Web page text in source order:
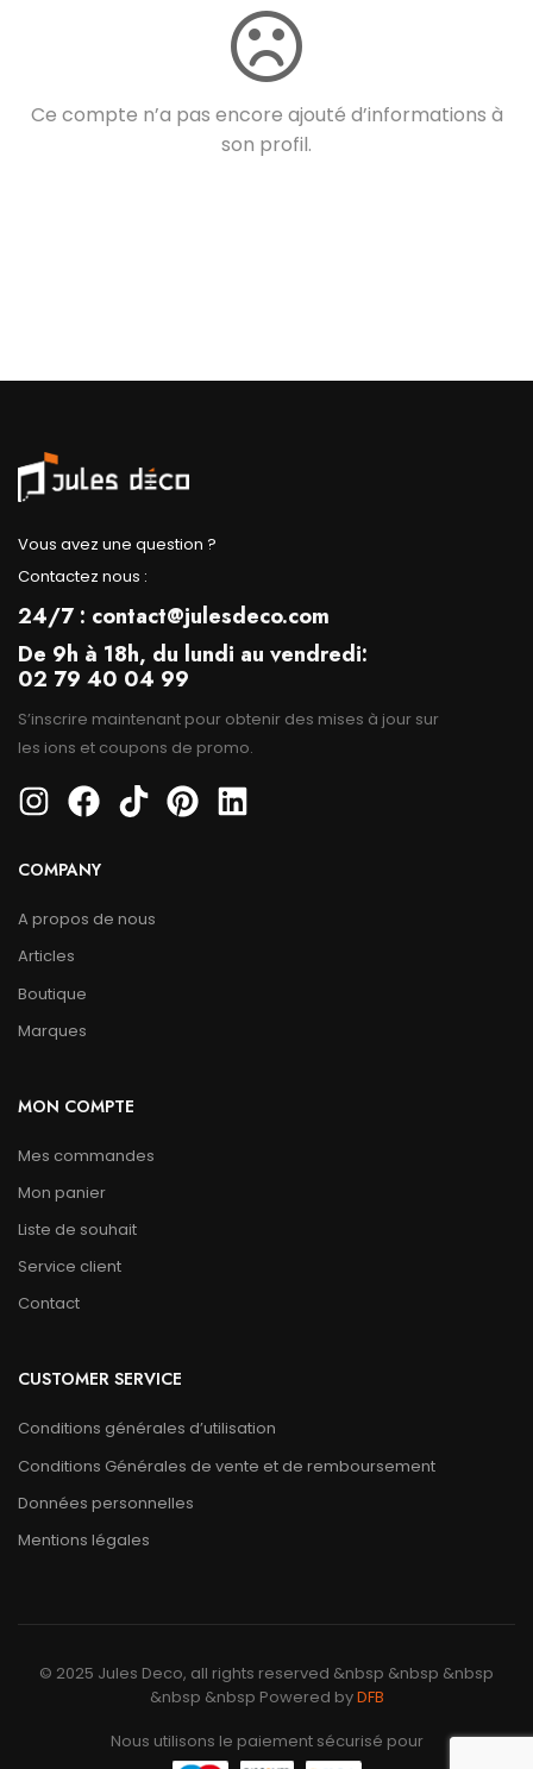
Ce compte n’a pas encore ajouté d’informations à
son profil.
Vous avez une question ?
Contactez nous :
24/7 : contact@julesdeco.com
De 9h à 18h, du lundi au vendredi:
02 79 40 04 99
S’inscrire maintenant pour obtenir des mises à jour sur
les ions et coupons de promo.
COMPANY
A propos de nous
Articles
Boutique
Marques
MON COMPTE
Mes commandes
Mon panier
Liste de souhait
Service client
Contact
CUSTOMER SERVICE
Conditions générales d’utilisation
Conditions Générales de vente et de remboursement
Données personnelles
Mentions légales
© 2025 Jules Deco, all rights reserved &nbsp &nbsp &nbsp
&nbsp &nbsp Powered byDFB
Nous utilisons le paiement sécurisé pour